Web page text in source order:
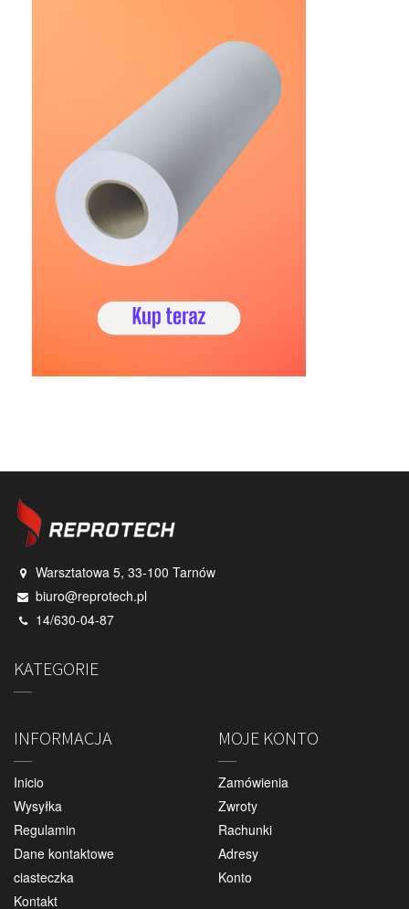
Warsztatowa 5, 33-100 Tarnów
biuro@reprotech.pl
14/630-04-87
KATEGORIE
INFORMACJA
Inicio
Wysyłka
Regulamin
Dane kontaktowe
ciasteczka
Kontakt
MOJE KONTO
Zamówienia
Zwroty
Rachunki
Adresy
Konto